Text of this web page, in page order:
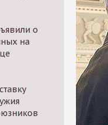
о
на